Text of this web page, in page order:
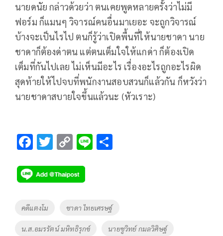
นายดนัย กล่าวด้วยว่า ตนเคยพูดหลายครั้งว่าไม่มี
ฟอร์ม ก็แมนๆ วิจารณ์คนอื่นมาเยอะ จะถูกวิจารณ์
บ้างจะเป็นไรไป ตนก็รู้ว่าเปิดพื้นที่ให้นายชาดา นาย
ชาดาก็ต้องด่าตน แต่ตนเต็มใจให้แกด่า ก็ต้องเปิด
เต็มที่กันไปเลย ไม่เห็นมีอะไร เรื่องอะไรถูกอะไรผิด
สุดท้ายให้ไปจบที่พนักงานสอบสวนก็แล้วกัน ก็หวังว่า
นายชาดาสบายใจขึ้นแล้วนะ (หัวเราะ)
F
e
b
o
T
tt
er
C
p
y
Li
n
Li
Tags
คดีแตงโม ชาดา ไทยเศรษฐ์
น.ส.อมรรัตน์ มหิทธิรุกข์ นายชูวิทย์ กมลวิศิษฐ์